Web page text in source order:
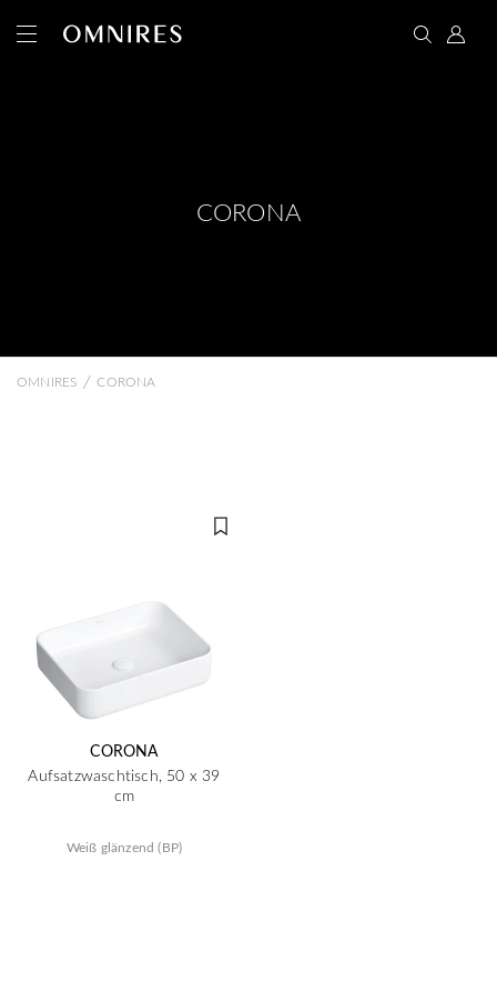
CORONA
OMNIRES / CORONA
CORONA
Aufsatzwaschtisch, 50 x 39
cm
Weiß glänzend (BP)